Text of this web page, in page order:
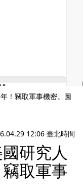
！竊取軍事機密。圖
12:06 臺北時間
研究人
取軍事